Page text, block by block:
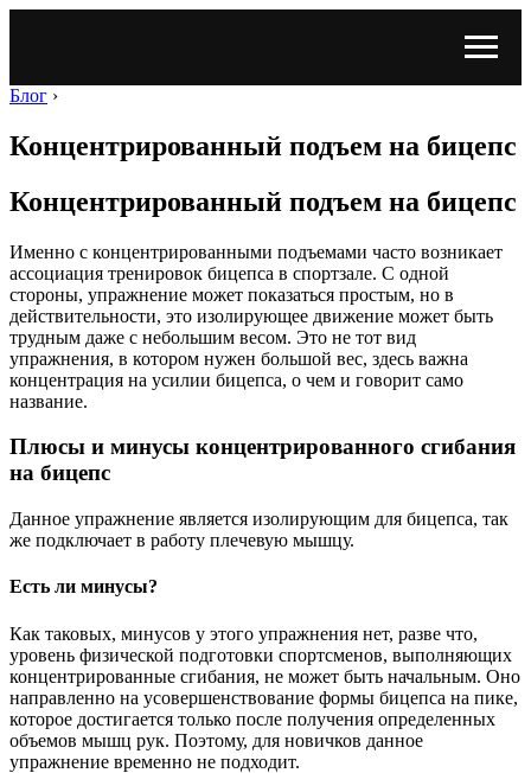
Блог ›
Концентрированный подъем на бицепс
Концентрированный подъем на бицепс
Именно с концентрированными подъемами часто возникает
ассоциация тренировок бицепса в спортзале. С одной
стороны, упражнение может показаться простым, но в
действительности, это изолирующее движение может быть
трудным даже с небольшим весом. Это не тот вид
упражнения, в котором нужен большой вес, здесь важна
концентрация на усилии бицепса, о чем и говорит само
название.
Плюсы и минусы концентрированного сгибания
на бицепс
Данное упражнение является изолирующим для бицепса, так
же подключает в работу плечевую мышцу.
Есть ли минусы?
Как таковых, минусов у этого упражнения нет, разве что,
уровень физической подготовки спортсменов, выполняющих
концентрированные сгибания, не может быть начальным. Оно
направленно на усовершенствование формы бицепса на пике,
которое достигается только после получения определенных
объемов мышц рук. Поэтому, для новичков данное
упражнение временно не подходит.